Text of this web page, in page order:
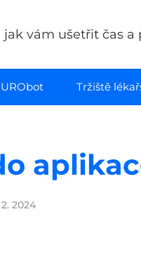
jak vám ušetřit čas a
Tržiště
2024